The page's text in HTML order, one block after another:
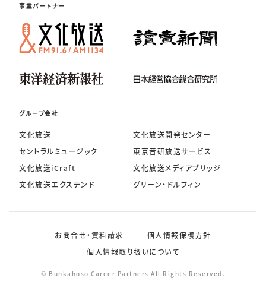
事業パートナー
グループ会社
文化放送
文化放送開発センター
セントラルミュージック
東京音研放送サービス
文化放送iCraft
文化放送メディアブリッジ
文化放送エクステンド
グリーン・ドルフィン
お問合せ・資料請求
個人情報保護方針
個人情報取り扱いについて
© Bunkahoso Career Partners All Rights Reserved.